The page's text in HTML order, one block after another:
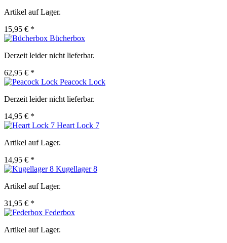
Artikel auf Lager.
15,95 € *
Bücherbox
Derzeit leider nicht lieferbar.
62,95 € *
Peacock Lock
Derzeit leider nicht lieferbar.
14,95 € *
Heart Lock 7
Artikel auf Lager.
14,95 € *
Kugellager 8
Artikel auf Lager.
31,95 € *
Federbox
Artikel auf Lager.